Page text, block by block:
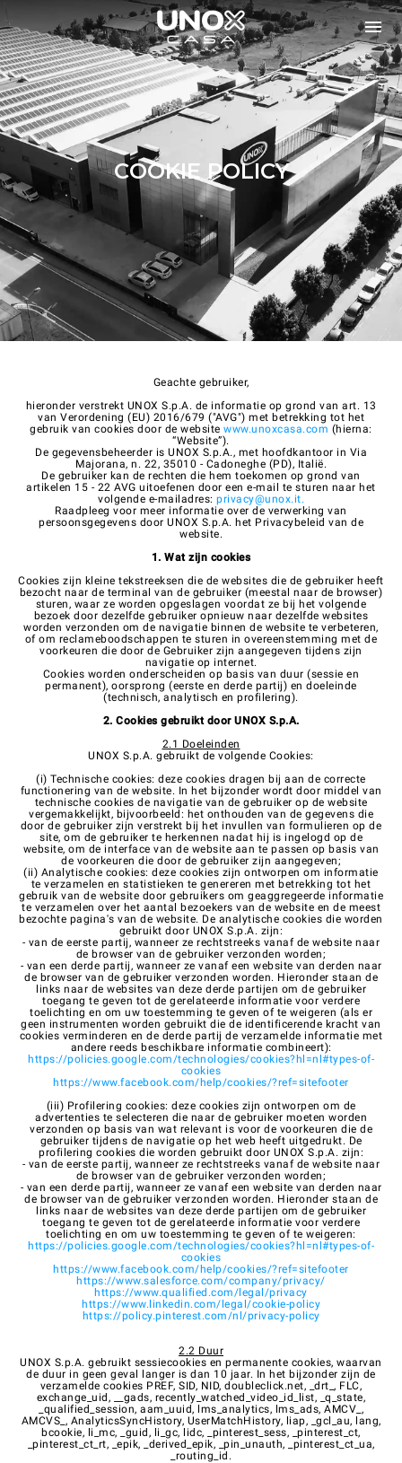
COOKIE POLICY
Geachte gebruiker,
hieronder verstrekt UNOX S.p.A. de informatie op grond van art. 13
van Verordening (EU) 2016/679 ("AVG") met betrekking tot het
gebruik van cookies door de websitewww.unoxcasa.com (hierna:
“Website”).
De gegevensbeheerder is UNOX S.p.A., met hoofdkantoor in Via
Majorana, n. 22, 35010 - Cadoneghe (PD), Italië.
De gebruiker kan de rechten die hem toekomen op grond van
artikelen 15 - 22 AVG uitoefenen door een e-mail te sturen naar het
volgende e-mailadres: privacy@unox.it.
Raadpleeg voor meer informatie over de verwerking van
persoonsgegevens door UNOX S.p.A. het Privacybeleid van de
website.
1. Wat zijn cookies
Cookies zijn kleine tekstreeksen die de websites die de gebruiker heeft
bezocht naar de terminal van de gebruiker (meestal naar de browser)
sturen, waar ze worden opgeslagen voordat ze bij het volgende
bezoek door dezelfde gebruiker opnieuw naar dezelfde websites
worden verzonden om de navigatie binnen de website te verbeteren,
of om reclameboodschappen te sturen in overeenstemming met de
voorkeuren die door de Gebruiker zijn aangegeven tijdens zijn
navigatie op internet.
Cookies worden onderscheiden op basis van duur (sessie en
permanent), oorsprong (eerste en derde partij) en doeleinde
(technisch, analytisch en profilering).
2. Cookies gebruikt door UNOX S.p.A.
2.1 Doeleinden
UNOX S.p.A. gebruikt de volgende Cookies:
(i) Technische cookies: deze cookies dragen bij aan de correcte
functionering van de website. In het bijzonder wordt door middel van
technische cookies de navigatie van de gebruiker op de website
vergemakkelijkt, bijvoorbeeld: het onthouden van de gegevens die
door de gebruiker zijn verstrekt bij het invullen van formulieren op de
site, om de gebruiker te herkennen nadat hij is ingelogd op de
website, om de interface van de website aan te passen op basis van
de voorkeuren die door de gebruiker zijn aangegeven;
(ii) Analytische cookies: deze cookies zijn ontworpen om informatie
te verzamelen en statistieken te genereren met betrekking tot het
gebruik van de website door gebruikers om geaggregeerde informatie
te verzamelen over het aantal bezoekers van de website en de meest
bezochte pagina's van de website. De analytische cookies die worden
gebruikt door UNOX S.p.A. zijn:
- van de eerste partij, wanneer ze rechtstreeks vanaf de website naar
de browser van de gebruiker verzonden worden;
- van een derde partij, wanneer ze vanaf een website van derden naar
de browser van de gebruiker verzonden worden. Hieronder staan de
links naar de websites van deze derde partijen om de gebruiker
toegang te geven tot de gerelateerde informatie voor verdere
toelichting en om uw toestemming te geven of te weigeren (als er
geen instrumenten worden gebruikt die de identificerende kracht van
cookies verminderen en de derde partij de verzamelde informatie met
andere reeds beschikbare informatie combineert):
https://policies.google.com/technologies/cookies?hl=nl#types-of-
cookies
https://www.facebook.com/help/cookies/?ref=sitefooter
(iii) Profilering cookies: deze cookies zijn ontworpen om de
advertenties te selecteren die naar de gebruiker moeten worden
verzonden op basis van wat relevant is voor de voorkeuren die de
gebruiker tijdens de navigatie op het web heeft uitgedrukt. De
profilering cookies die worden gebruikt door UNOX S.p.A. zijn:
- van de eerste partij, wanneer ze rechtstreeks vanaf de website naar
de browser van de gebruiker verzonden worden;
- van een derde partij, wanneer ze vanaf een website van derden naar
de browser van de gebruiker verzonden worden. Hieronder staan de
links naar de websites van deze derde partijen om de gebruiker
toegang te geven tot de gerelateerde informatie voor verdere
toelichting en om uw toestemming te geven of te weigeren:
https://policies.google.com/technologies/cookies?hl=nl#types-of-
cookies
https://www.facebook.com/help/cookies/?ref=sitefooter
https://www.salesforce.com/company/privacy/
https://www.qualified.com/legal/privacy
https://www.linkedin.com/legal/cookie-policy
https://policy.pinterest.com/nl/privacy-policy
2.2 Duur
UNOX S.p.A. gebruikt sessiecookies en permanente cookies, waarvan
de duur in geen geval langer is dan 10 jaar. In het bijzonder zijn de
verzamelde cookies PREF, SID, NID, doubleclick.net, _drt_, FLC,
exchange_uid, __gads, recently_watched_video_id_list, _q_state,
_qualified_session, aam_uuid, lms_analytics, lms_ads, AMCV_,
AMCVS_, AnalyticsSyncHistory, UserMatchHistory, liap, _gcl_au, lang,
bcookie, li_mc, _guid, li_gc, lidc, _pinterest_sess, _pinterest_ct,
_pinterest_ct_rt, _epik, _derived_epik, _pin_unauth, _pinterest_ct_ua,
_routing_id.